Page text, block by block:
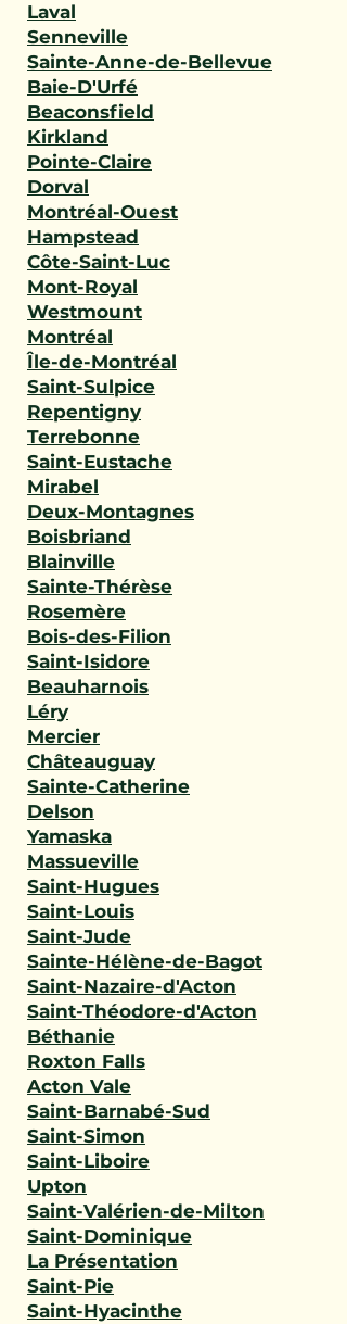
Laval
Senneville
Sainte-Anne-de-Bellevue
Baie-D'Urfé
Beaconsfield
Kirkland
Pointe-Claire
Dorval
Montréal-Ouest
Hampstead
Côte-Saint-Luc
Mont-Royal
Westmount
Montréal
Île-de-Montréal
Saint-Sulpice
Repentigny
Terrebonne
Saint-Eustache
Mirabel
Deux-Montagnes
Boisbriand
Blainville
Sainte-Thérèse
Rosemère
Bois-des-Filion
Saint-Isidore
Beauharnois
Léry
Mercier
Châteauguay
Sainte-Catherine
Delson
Yamaska
Massueville
Saint-Hugues
Saint-Louis
Saint-Jude
Sainte-Hélène-de-Bagot
Saint-Nazaire-d'Acton
Saint-Théodore-d'Acton
Béthanie
Roxton Falls
Acton Vale
Saint-Barnabé-Sud
Saint-Simon
Saint-Liboire
Upton
Saint-Valérien-de-Milton
Saint-Dominique
La Présentation
Saint-Pie
Saint-Hyacinthe